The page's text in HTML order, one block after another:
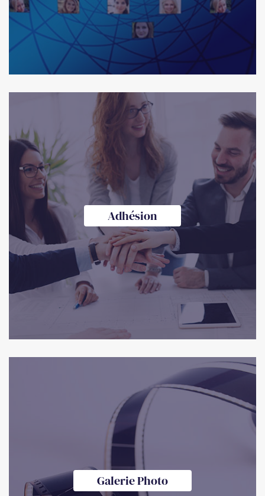
Adhésion
Galerie Photo